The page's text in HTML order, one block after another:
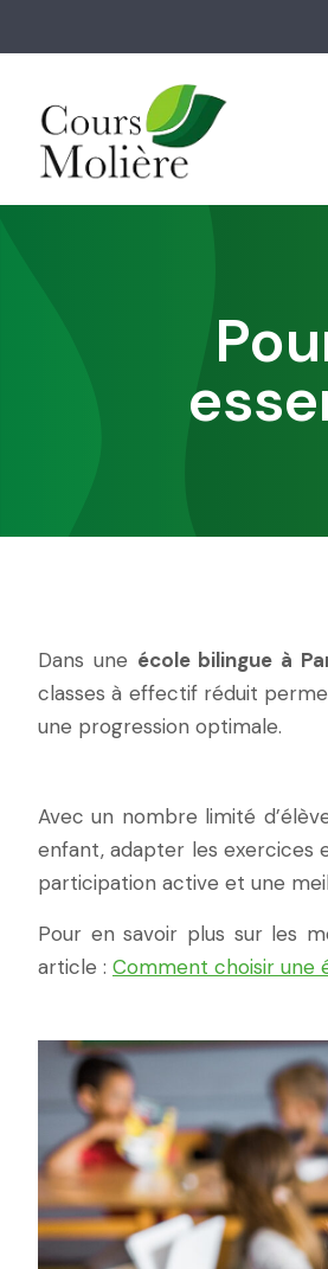
Dans une école bilingue à
classes à effectif réduit
une progression optimale.
Avec un nombre limité
enfant, adapter les exercices
participation active et une
Pour en savoir plus sur les
article : Comment choisir une